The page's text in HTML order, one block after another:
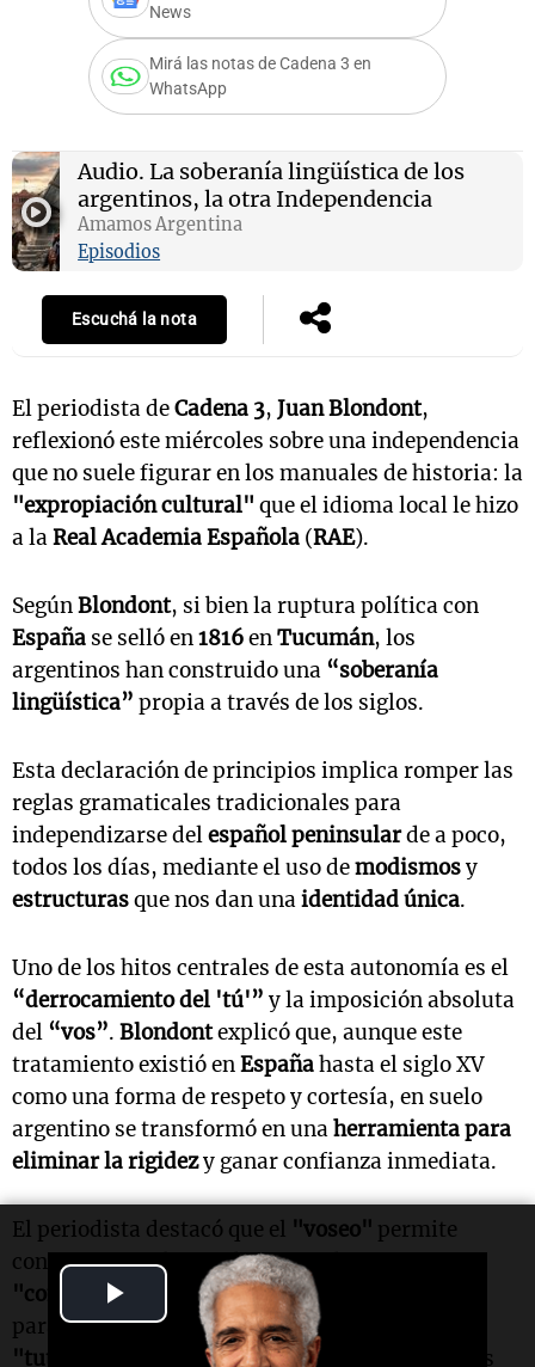
Play
Video
News
Mirá las notas de Cadena 3 en
WhatsApp
Audio. La soberanía lingüística de los
argentinos, la otra Independencia
Amamos Argentina
Episodios
Escuchá la nota
El periodista deCadena 3, Juan Blondont,
reflexionó este miércoles sobre una independencia
que no suele figurar en los manuales de historia: la
"expropiación cultural" que el idioma local le hizo
a laReal Academia Española (RAE).
SegúnBlondont, si bien la ruptura política con
España se selló en1816enTucumán, los
argentinos han construido una “soberanía
lingüística” propia a través de los siglos.
Esta declaración de principios implica romper las
reglas gramaticales tradicionales para
independizarse delespañol peninsularde a poco,
todos los días, mediante el uso demodismosy
estructurasque nos dan unaidentidad única.
Uno de los hitos centrales de esta autonomía es el
“derrocamiento del 'tú'” y la imposición absoluta
del “vos”. Blondontexplicó que, aunque este
tratamiento existió enEspañahasta el siglo XV
como una forma de respeto y cortesía, en suelo
argentino se transformó en unaherramienta para
eliminar la rigidezy ganar confianza inmediata.
El periodista destacó que el "voseo" permite
convertir a cualquier desconocido en un
"compinche instantáneo", aunque marcó la
paradoja de que seguimos usando el término
"tutear"
cuando, en realidad, lo que hacemos es